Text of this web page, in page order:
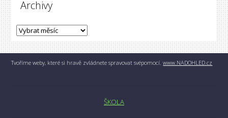
Archivy
Tvoříme weby, které si hravě zvládnete spravovat svépomocí.www.NADOHLED.cz
ŠKOLA